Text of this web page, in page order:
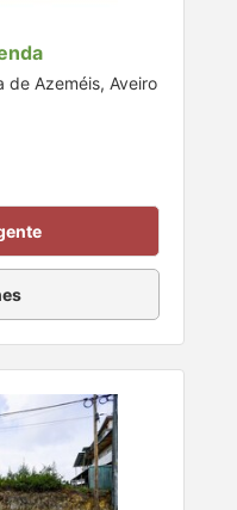
de Azeméis, Aveiro